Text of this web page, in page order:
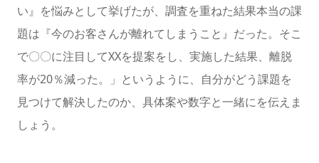
い』を悩みとして挙げたが、調査を重ねた結果本当の課
題は『今のお客さんが離れてしまうこと』だった。そこ
で〇〇に注目してXXを提案をし、実施した結果、離脱
率が20％減った。」というように、自分がどう課題を
見つけて解決したのか、具体案や数字と一緒にを伝えま
しょう。